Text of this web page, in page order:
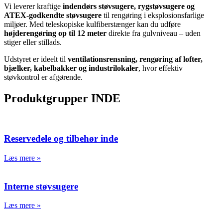
Vi leverer kraftige indendørs støvsugere, rygstøvsugere og
ATEX-godkendte støvsugere til rengøring i eksplosionsfarlige
miljøer. Med teleskopiske kulfiberstænger kan du udføre
højderengøring op til 12 meter direkte fra gulvniveau – uden
stiger eller stillads.
Udstyret er ideelt til ventilationsrensning, rengøring af lofter,
bjælker, kabelbakker og industrilokaler, hvor effektiv
støvkontrol er afgørende.
Produktgrupper INDE
Reservedele og tilbehør inde
Læs mere »
Interne støvsugere
Læs mere »